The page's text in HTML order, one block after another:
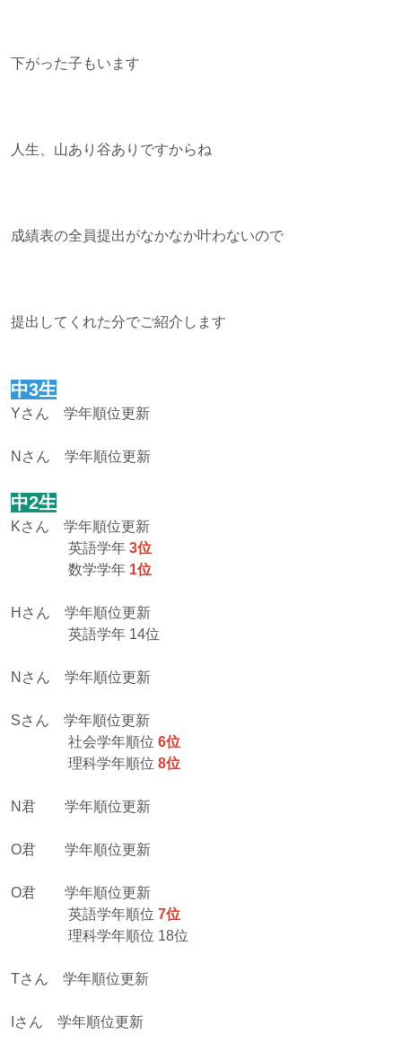
下がった子もいます
人生、山あり谷ありですからね
成績表の全員提出がなかなか叶わないので
提出してくれた分でご紹介します
中3生
Yさん 学年順位更新
Nさん 学年順位更新
中2生
Kさん 学年順位更新
英語学年 3位
数学学年 1位
Hさん 学年順位更新
英語学年 14位
Nさん 学年順位更新
Sさん 学年順位更新
社会学年順位 6位
理科学年順位 8位
N君 学年順位更新
O君 学年順位更新
O君 学年順位更新
英語学年順位 7位
理科学年順位 18位
Tさん 学年順位更新
Iさん 学年順位更新